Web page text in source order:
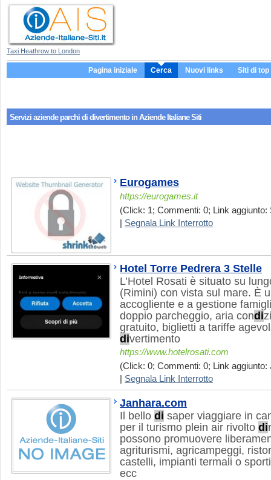
Taxi Heathrow to London
Pagina iniziale Cerca Nuovi links Siti di top
Servizi aziende parchi di divertimentoin Aziende Italiane Siti
Eurogames
https://eurogames.it
(Click: 1; Commenti: 0; Link aggiunto:
Segnala Link Interrotto
Hotel Torre Pedrera 3 Stelle
L’Hotel Rosati è situato su
(Rimini) con vista sul mare. È
accogliente e a gestione
doppio parcheggio, aria condi
gratuito, biglietti a tariffe
divertimento
https://www.hotelrosati.com
(Click: 0; Commenti: 0; Link aggiunto:
Segnala Link Interrotto
Janhara.com
Il bello di saper viaggiare in
per il turismo plein air rivolto di
possono promuovere
agriturismi, agricampeggi,
castelli, impianti termali o
ecc